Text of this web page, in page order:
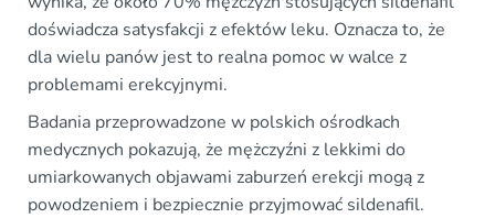
doświadcza satysfakcji z efektów leku. Oznacza to, że
dla wielu panów jest to realna pomoc w walce z
problemami erekcyjnymi.
Badania przeprowadzone w polskich ośrodkach
medycznych pokazują, że mężczyźni z lekkimi do
umiarkowanych objawami zaburzeń erekcji mogą z
powodzeniem i bezpiecznie przyjmować sildenafil.